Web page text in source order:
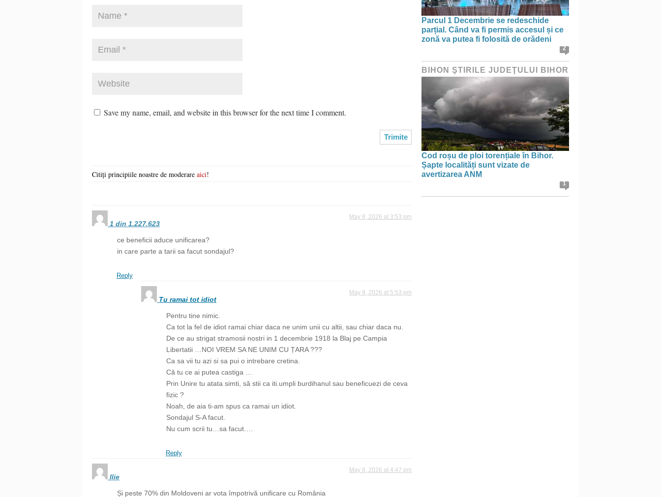
Save my name, email, and website in this browser for the next time I comment.
Citiți principiile noastre de moderare aici!
1 din 1.227.623
May 8, 2026 at 3:53 pm
ce beneficii aduce unificarea?
in care parte a tarii sa facut sondajul?
Reply
Tu ramai tot idiot
May 9, 2026 at 5:53 pm
Pentru tine nimic.
Ca tot la fel de idiot ramai chiar daca ne unim unii cu altii, sau chiar daca nu.
De ce au strigat stramosii nostri in 1 decembrie 1918 la Blaj pe Campia
Libertatii …NOI VREM SA NE UNIM CU ȚARA ???
Ca sa vii tu azi si sa pui o intrebare cretina.
Că tu ce ai putea castiga …
Prin Unire tu atata simti, să stii ca iti.umpli burdihanul sau beneficuezi de ceva
fizic ?
Noah, de aia ti-am spus ca ramai un idiot.
Sondajul S-A facut.
Nu cum scrii tu…sa facut….
Reply
Ilie
May 8, 2026 at 4:47 pm
Și peste 70% din Moldoveni ar vota împotrivă unificare cu România
Parcul 1 Decembrie se redeschide
parțial. Când va fi permis accesul și ce
zonă va putea fi folosită de orădeni
2
BIHON ŞTIRILE JUDEŢULUI BIHOR
Cod roșu de ploi torențiale în Bihor.
Șapte localități sunt vizate de
avertizarea ANM
1